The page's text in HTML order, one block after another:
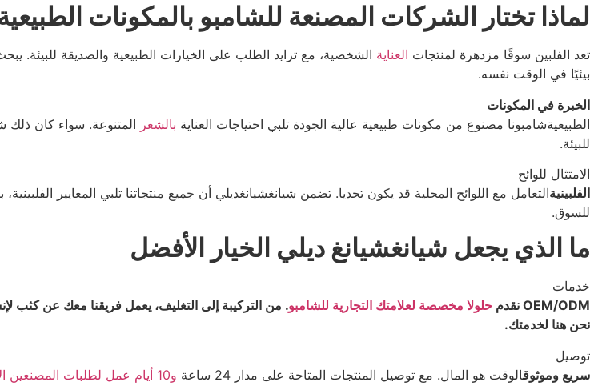
لماذا تختار الشركات المصنعة للشامبو بالمكونات
تعد الفلبين سوقًا مزدهرة لمنتجات العناية الشخصية، مع تزايد الطلب على الخيارات الطبيعية والصديقة للبيئة.
بيئيًا في الوقت نفسه.
الخبرة في المكونات
الطبيعيةشامبونا مصنوع من مكونات طبيعية عالية الجودة تلبي احتياجات العناية بالشعر المتنوعة. سواء كان ذلك
للبيئة.
الامتثال للوائح
الفلبينية
للسوق.
ما الذي يجعل شيانغشيانغ ديلي الخيار الأفضل
خدمات
OEM/ODM نقدم حلولا مخصصة لعلامتك التجارية للشامبو. من التركيبة إلى التغليف، يعمل فريقنا معك عن كثب
نحن هنا لخدمتك.
توصيل
سريع وموثوقالوقت هو المال. مع توصيل المنتجات المتاحة على مدار 24 ساعة و10 أيام عمل لطلبات المصنعين الأصليين